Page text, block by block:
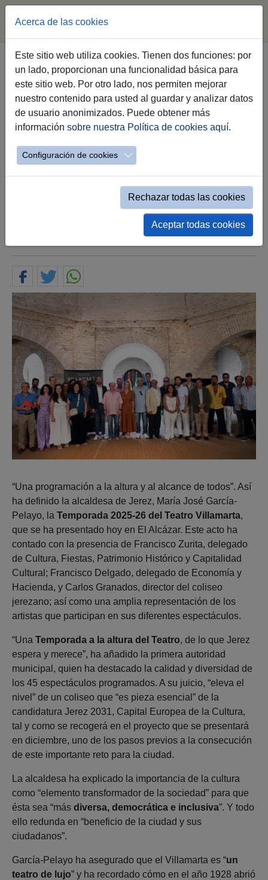
Saltar al contenido principal
La alcaldesa afirma que la nueva
Temporada 2025-26 del Teatro
Villamarta está “a la altura y al
alcance de todos”
María José García-Pelayo destaca la calidad
de la candidatura Jerez 2031, Capital
Europea de la Cultura
“Una programación a la altura y al alcance de todos”. Así
ha definido la alcaldesa de Jerez, María José García-
Pelayo, la Temporada 2025-26 del Teatro Villamarta,
que se ha presentado hoy en El Alcázar. Este acto ha
contado con la presencia de Francisco Zurita, delegado
de Cultura, Fiestas, Patrimonio Histórico y Capitalidad
Cultural; Francisco Delgado, delegado de Economía y
Hacienda, y Carlos Granados, director del coliseo
jerezano; así como una amplia representación de los
artistas que participan en sus diferentes espectáculos.
“Una Temporada a la altura del Teatro, de lo que Jerez
espera y merece”, ha añadido la primera autoridad
municipal, quien ha destacado la calidad y diversidad de
los 45 espectáculos programados. A su juicio, “eleva el
nivel” de un coliseo que “es pieza esencial” de la
candidatura Jerez 2031, Capital Europea de la Cultura,
tal y como se recogerá en el proyecto que se presentará
en diciembre, uno de los pasos previos a la consecución
de este importante reto para la ciudad.
La alcaldesa ha explicado la importancia de la cultura
como “elemento transformador de la sociedad” para que
ésta sea “más diversa, democrática e inclusiva”. Y todo
ello redunda en “beneficio de la ciudad y sus
ciudadanos”.
García-Pelayo ha asegurado que el Villamarta es “un
teatro de lujo” y ha recordado cómo en el año 1928 abrió
Acerca de las cookies
Este sitio web utiliza cookies. Tienen dos funciones: por
un lado, proporcionan una funcionalidad básica para
este sitio web. Por otro lado, nos permiten mejorar
nuestro contenido para usted al guardar y analizar datos
de usuario anonimizados. Puede obtener más
información sobre nuestra Política de cookies aquí.
Configuración de cookies
Rechazar todas las cookies
Aceptar todas cookies